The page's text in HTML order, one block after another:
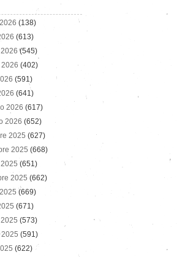
(138)
(613)
(545)
(402)
(591)
(641)
2026 (617)
2026 (652)
2025 (627)
2025 (668)
(651)
2025 (662)
(669)
(671)
(573)
(591)
(622)